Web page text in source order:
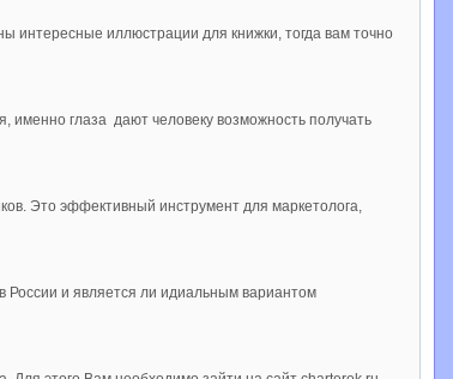
интересные иллюстрации для книжки, тогда вам точно
именно глаза дают человеку возможность получать
Это эффективный инструмент для маркетолога,
России и является ли идиальным вариантом